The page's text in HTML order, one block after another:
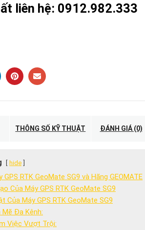
liên hệ: 0912.982.333
THÔNG SỐ KỸ THUẬT ĐÁNH GIÁ (0)
hide
RTK GeoMate SG9 và Hãng GEOMATE
Của Máy GPS RTK GeoMate SG9
Của Máy GPS RTK GeoMate SG9
Mẽ Đa Kênh:
Việc Vượt Trội: